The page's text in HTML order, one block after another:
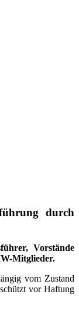
durch
Vorstände
Mitglieder.
vom Zustand
vor Haftung